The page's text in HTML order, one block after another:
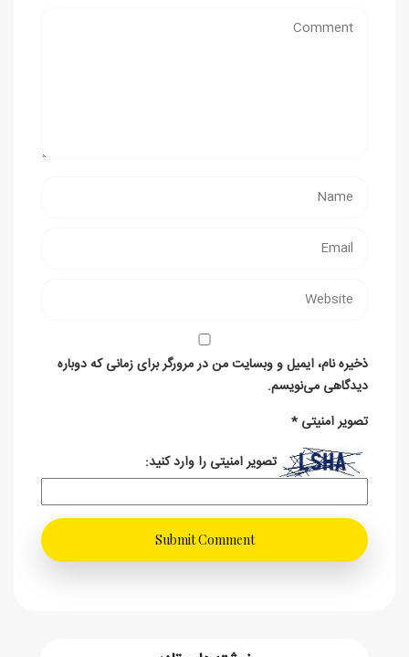
ذخیره نام، ایمیل و وبسایت من در مرورگر برای زمانی که دوباره
دیدگاهی می‌نویسم.
تصویر امنیتی *
تصویر امنیتی را وارد کنید: